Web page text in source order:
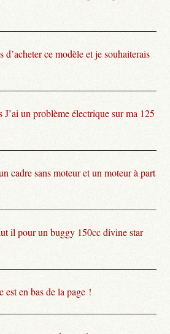
d’acheter ce modèle et je souhaiterais
un problème électrique sur ma 125
cadre sans moteur et un moteur à part
il pour un buggy 150cc divine star
est en bas de la page !